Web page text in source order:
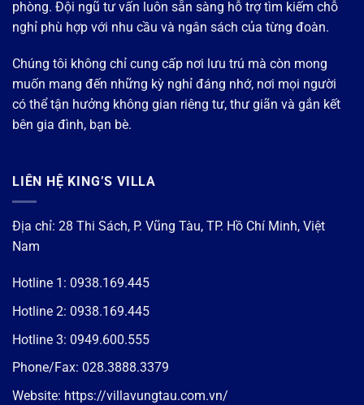
phòng. Đội ngũ tư vấn luôn sẵn sàng hỗ trợ tìm kiếm chỗ
nghỉ phù hợp với nhu cầu và ngân sách của từng đoàn.
Chúng tôi không chỉ cung cấp nơi lưu trú mà còn mong
muốn mang đến những kỳ nghỉ đáng nhớ, nơi mọi người
có thể tận hưởng không gian riêng tư, thư giãn và gắn kết
bên gia đình, bạn bè.
LIÊN HỆ KING’S VILLA
Địa chỉ: 28 Thi Sách, P. Vũng Tàu, TP. Hồ Chí Minh, Việt
Nam
Hotline 1: 0938.169.445
Hotline 2: 0938.169.445
Hotline 3: 0949.600.555
Phone/Fax: 028.3888.3379
Website: https://villavungtau.com.vn/